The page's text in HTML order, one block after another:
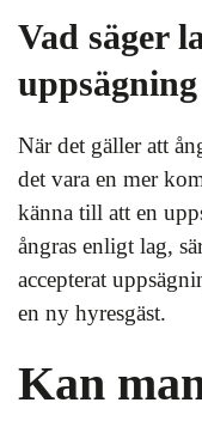
Vad säger
När det gäller att
det vara en mer
känna till att en
ångras enligt lag,
accepterat
en ny hyresgäst.
Kan